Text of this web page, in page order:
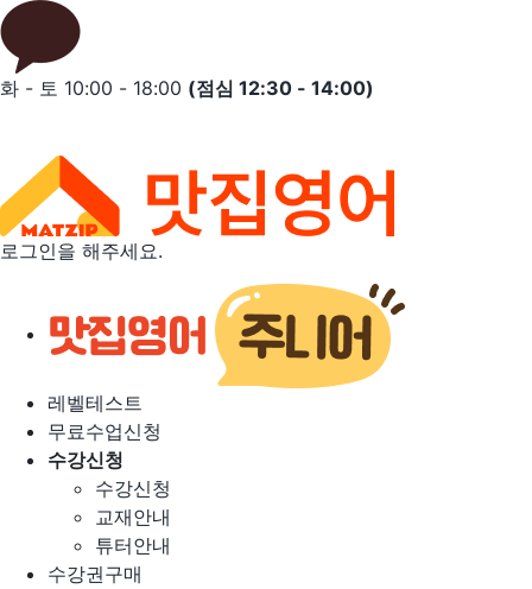
Skip
to
content
화 - 토 10:00 - 18:00 (점심 12:30 - 14:00)
로그인을 해주세요.
레벨테스트
무료수업신청
수강신청
수강신청
교재안내
튜터안내
수강권구매